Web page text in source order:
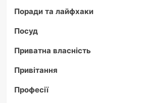
Поради та лайфхаки
Посуд
Приватна власність
Привітання
Професії